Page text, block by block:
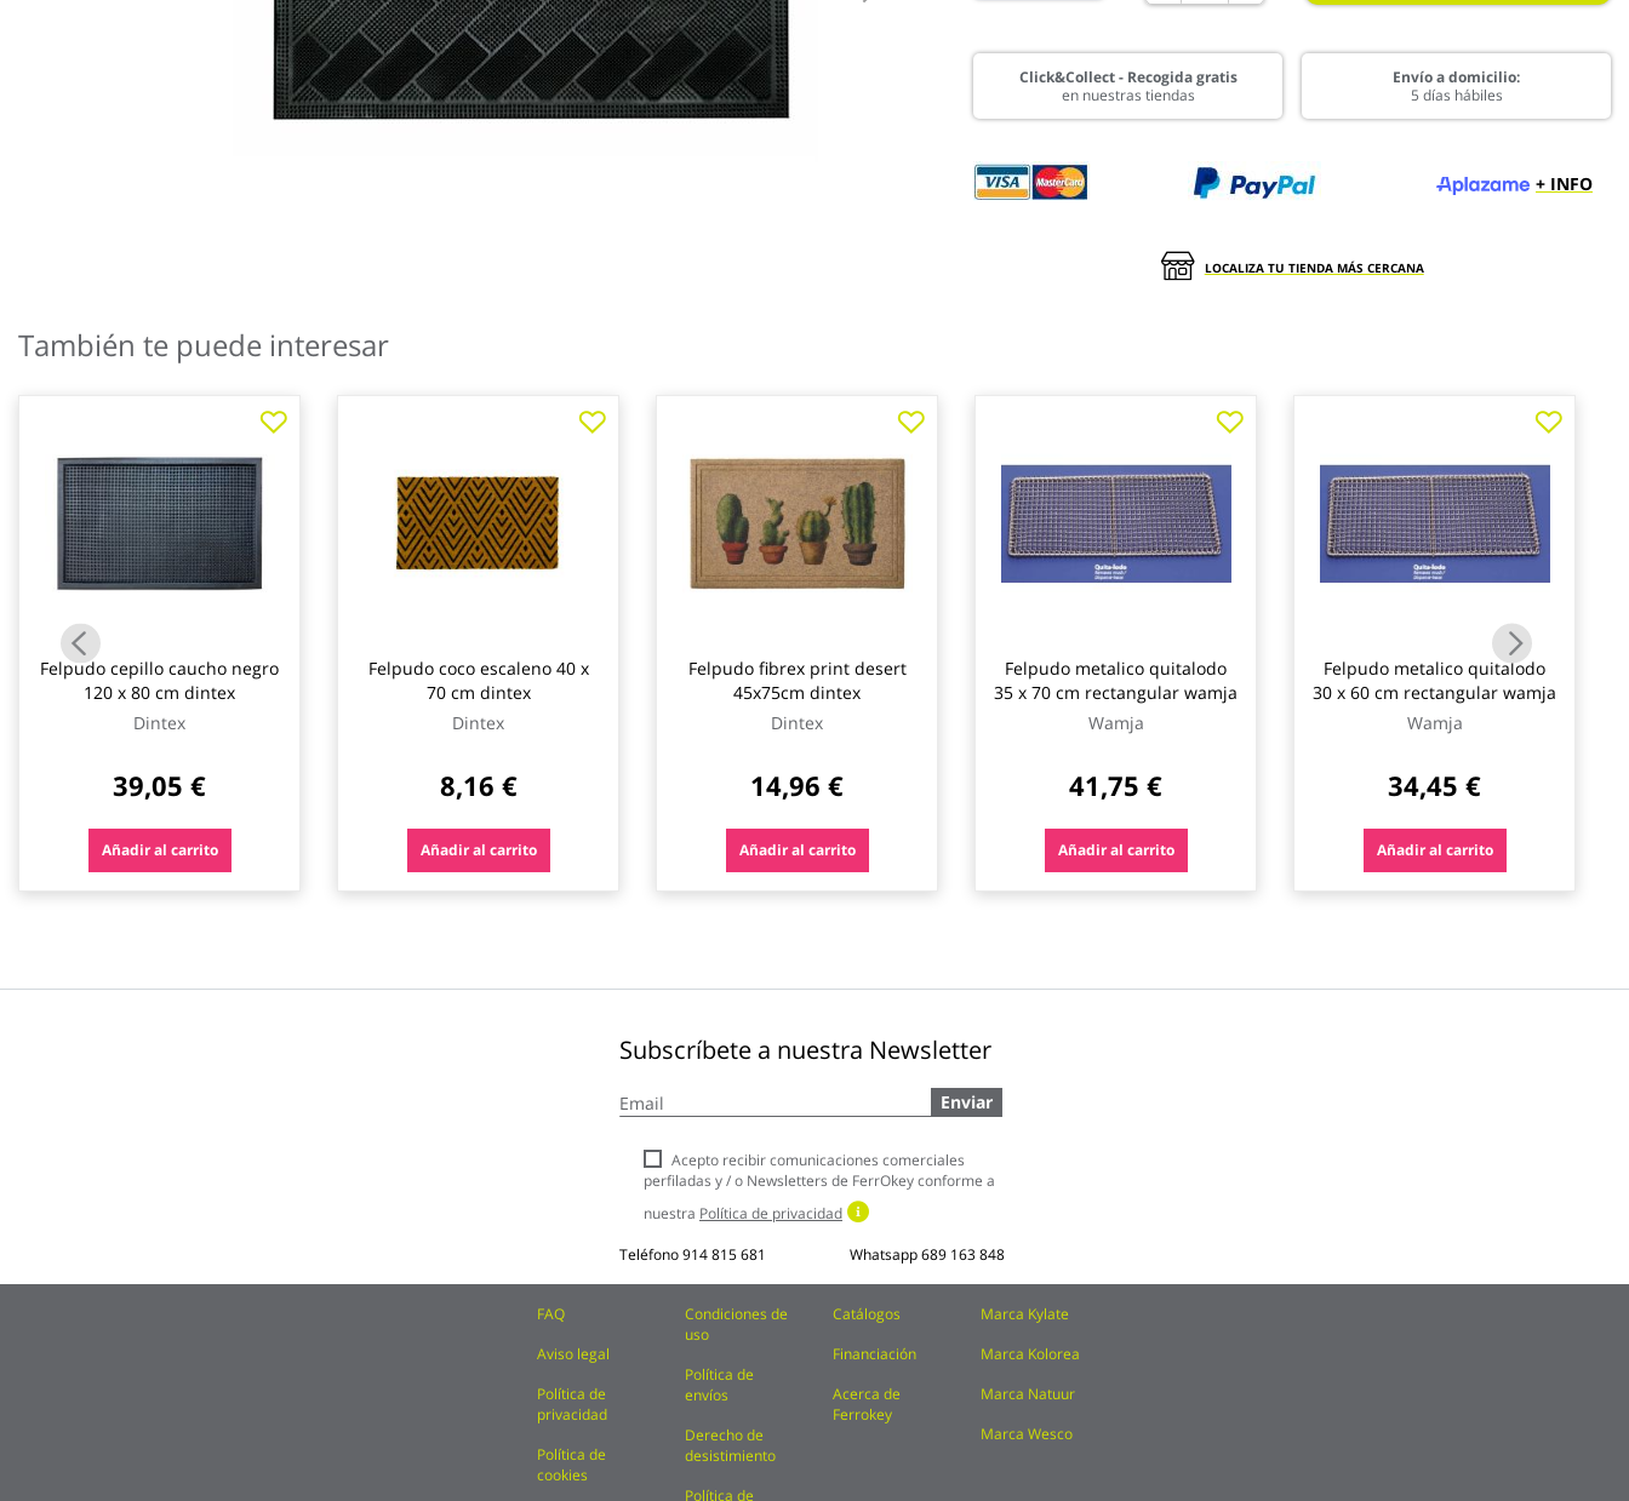
Click&Collect - Recogida gratis
en nuestras tiendas
Envío a domicilio:
5 días hábiles
+ INFO
LOCALIZA TU TIENDA MÁS CERCANA
al
comienzo
imágenes
También te puede interesar
Felpudo cepillo caucho negro
120 x 80 cm dintex
Dintex
39,05 €
Añadir al carrito
Felpudo coco escaleno 40 x
70 cm dintex
Dintex
8,16 €
Añadir al carrito
Felpudo fibrex print desert
45x75cm dintex
Dintex
14,96 €
Añadir al carrito
Felpudo metalico quitalodo
35 x 70 cm rectangular wamja
Wamja
41,75 €
Añadir al carrito
Felpudo metalico quitalodo
30 x 60 cm rectangular wamja
Wamja
34,45 €
Añadir al carrito
Subscríbete a nuestra Newsletter
a
boletín
noticias:
Enviar
Acepto recibir comunicaciones comerciales
perfiladas y / o Newsletters de FerrOkey conforme a
nuestra Política de privacidad
Teléfono914 815 681 Whatsapp689 163 848
FAQ
Aviso legal
Política de
privacidad
Política de
cookies
Condiciones de
uso
Política de
envíos
Derecho de
desistimiento
Política de
Catálogos
Financiación
Acerca de
Ferrokey
Marca Kylate
Marca Kolorea
Marca Natuur
Marca Wesco